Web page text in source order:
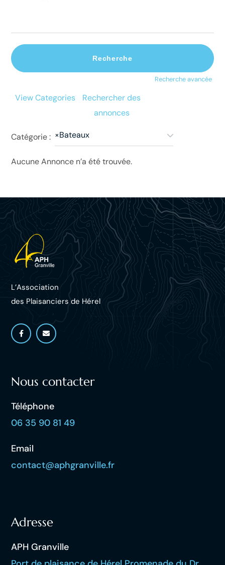
Recherche avancée
View Categories
Rechercher des
annonces
Catégorie : ×Bateaux
Aucune Annonce n’a été trouvée.
L’Association
des Plaisanciers de Hérel
Nous contacter
Téléphone
06 35 90 81 49
Email
contact@aphgranville.fr
Adresse
APH Granville